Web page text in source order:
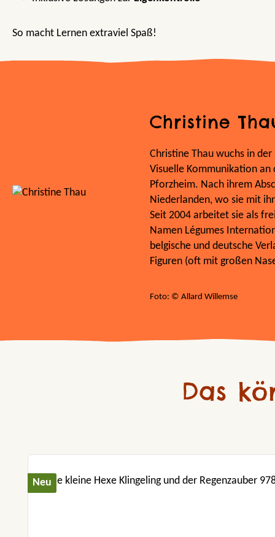
So macht Lernen extraviel Spaß!
Christine
Christine Thau wuchs in
Visuelle Kommunikation an
Pforzheim. Nach ihrem
Niederlanden, wo sie mit
Seit 2004 arbeitet sie als
Namen Légumes
belgische und deutsche
Figuren (oft mit großen
Foto: © Allard Willemse
Das
Neu